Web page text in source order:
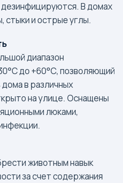
В домах
стыки и острые углы.
диапазон
до +60°С, позволяющий
в различных
на улице. Оснащены
люками,
животным навык
за счет содержания